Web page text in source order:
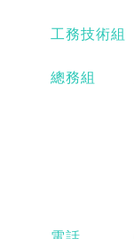
工務技術組
總務組